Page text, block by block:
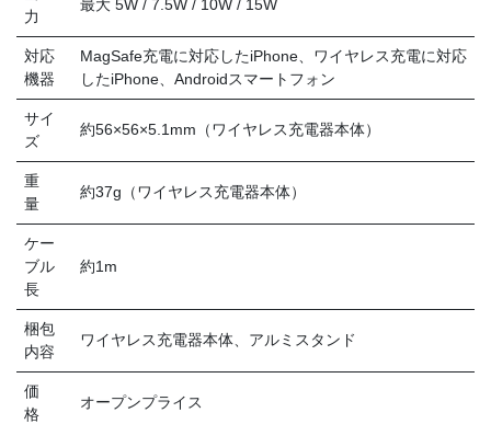
力
最大 5W / 7.5W / 10W / 15W
対応
機器
MagSafe充電に対応したiPhone、ワイヤレス充電に対応
したiPhone、Androidスマートフォン
サイ
ズ
約56×56×5.1mm（ワイヤレス充電器本体）
重
量
約37g（ワイヤレス充電器本体）
ケー
ブル
長
約1m
梱包
内容
ワイヤレス充電器本体、アルミスタンド
価
格
オープンプライス